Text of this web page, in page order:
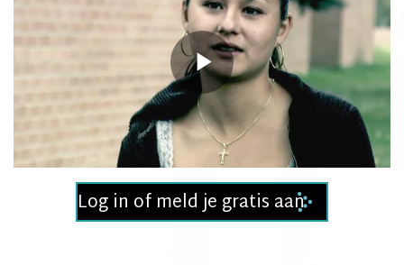
Play
Video
Log in of meld je gratis aan